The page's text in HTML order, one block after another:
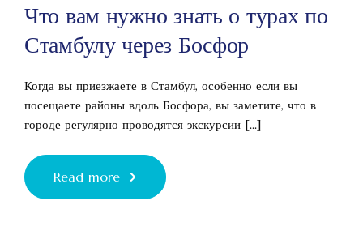
Что вам нужно знать о турах по
Стамбулу через Босфор
Когда вы приезжаете в Стамбул, особенно если вы
посещаете районы вдоль Босфора, вы заметите, что в
городе регулярно проводятся экскурсии [...]
Read more